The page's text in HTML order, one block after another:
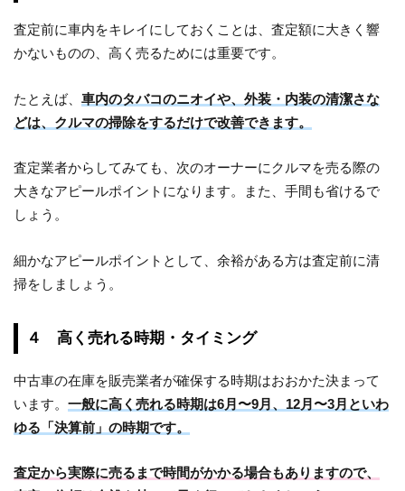
査定前に車内をキレイにしておくことは、査定額に大きく響
かないものの、高く売るためには重要です。
たとえば、車内のタバコのニオイや、外装・内装の清潔さな
どは、クルマの掃除をするだけで改善できます。
査定業者からしてみても、次のオーナーにクルマを売る際の
大きなアピールポイントになります。また、手間も省けるで
しょう。
細かなアピールポイントとして、余裕がある方は査定前に清
掃をしましょう。
４ 高く売れる時期・タイミング
中古車の在庫を販売業者が確保する時期はおおかた決まって
います。一般に高く売れる時期は6月〜9月、12月〜3月といわ
ゆる「決算前」の時期です。
査定から実際に売るまで時間がかかる場合もありますので、